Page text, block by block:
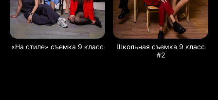
«На стиле» съемка 9 класс
Школьная съемка 9 класс
#2